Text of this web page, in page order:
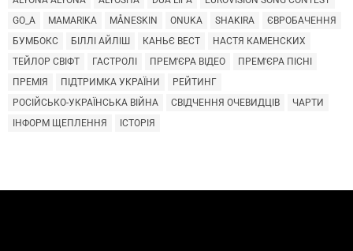
GO_A
MAMARIKA MÅNESKIN ONUKA SHAKIRA
ЄВРОБАЧЕННЯ
БУМБОКС
БІЛЛІ АЙЛІШ КАНЬЄ ВЕСТ
НАСТЯ КАМЕНСКИХ
ТЕЙЛОР СВІФТ
ГАСТРОЛІ ПРЕМ'ЄРА ВІДЕО
ПРЕМ'ЄРА ПІСНІ
ПРЕМІЯ
ПІДТРИМКА УКРАЇНИ
РЕЙТИНГ
РОСІЙСЬКО-УКРАЇНСЬКА ВІЙНА
СВІДЧЕННЯ ОЧЕВИДЦІВ
ЧАРТИ
ІНФОРМ ЩЕПЛЕННЯ
ІСТОРІЯ